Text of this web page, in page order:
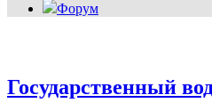
Форум
Государственный